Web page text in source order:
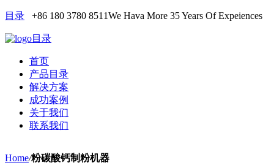
目录 +86 180 3780 8511We Hava More 35 Years Of Expeiences
目录
首页
产品目录
解决方案
成功案例
关于我们
联系我们
Home/粉碳酸钙制粉机器